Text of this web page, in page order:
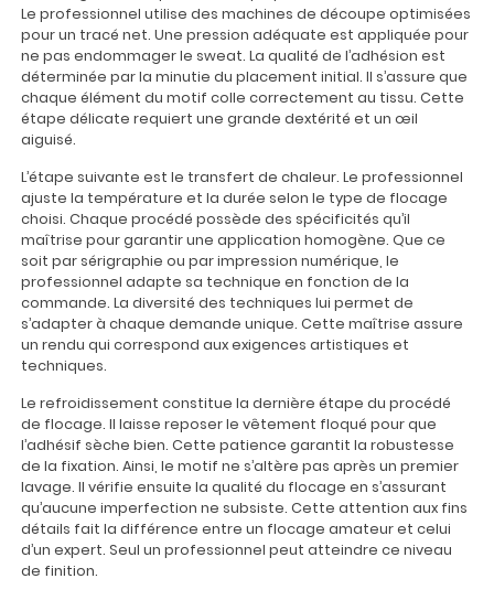
Le professionnel utilise des machines de découpe optimisées
pour un tracé net. Une pression adéquate est appliquée pour
ne pas endommager le sweat. La qualité de l’adhésion est
déterminée par la minutie du placement initial. Il s’assure que
chaque élément du motif colle correctement au tissu. Cette
étape délicate requiert une grande dextérité et un œil
aiguisé.
L’étape suivante est le transfert de chaleur. Le professionnel
ajuste la température et la durée selon le type de flocage
choisi. Chaque procédé possède des spécificités qu’il
maîtrise pour garantir une application homogène. Que ce
soit par sérigraphie ou par impression numérique, le
professionnel adapte sa technique en fonction de la
commande. La diversité des techniques lui permet de
s’adapter à chaque demande unique. Cette maîtrise assure
un rendu qui correspond aux exigences artistiques et
techniques.
Le refroidissement constitue la dernière étape du procédé
de flocage. Il laisse reposer le vêtement floqué pour que
l’adhésif sèche bien. Cette patience garantit la robustesse
de la fixation. Ainsi, le motif ne s’altère pas après un premier
lavage. Il vérifie ensuite la qualité du flocage en s’assurant
qu’aucune imperfection ne subsiste. Cette attention aux fins
détails fait la différence entre un flocage amateur et celui
d’un expert. Seul un professionnel peut atteindre ce niveau
de finition.